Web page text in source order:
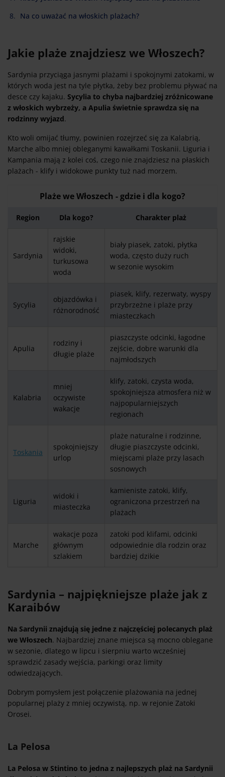
Na co uważać na włoskich plażach?
Jakie plaże znajdziesz we Włoszech?
Sardynia przyciąga jasnymi plażami i spokojnymi zatokami, w
których woda jest na tyle płytka, żeby bez problemu pływać na
desce czy kajaku. Sycylia to chyba najbardziej zróżnicowane
z włoskich wybrzeży, a Apulia świetnie sprawdza się na
rodzinny wyjazd.
Kto woli omijać tłumy, powinien rozejrzeć się za Kalabrią,
Marche albo mniej obleganymi kawałkami Toskanii. Liguria i
Kampania mają z kolei coś, czego nie znajdziesz na płaskich
plażach - klify i widokowe punkty tuż nad morzem.
Plaże we Włoszech - gdzie i dla kogo?
Region Dla kogo? Charakter plaż
Sardynia
rajskie
widoki,
turkusowa
woda
biały piasek, zatoki, płytka
woda, często duży ruch
w sezonie wysokim
Sycylia
objazdówka i
różnorodność
piasek, klify, rezerwaty, wyspy
przybrzeżne i plaże przy
miasteczkach
Apulia
rodziny i
długie plaże
piaszczyste odcinki, łagodne
zejście, dobre warunki dla
najmłodszych
Kalabria
mniej
oczywiste
wakacje
klify, zatoki, czysta woda,
spokojniejsza atmosfera niż w
najpopularniejszych
regionach
Toskania
spokojniejszy
urlop
plaże naturalne i rodzinne,
długie piaszczyste odcinki,
miejscami plaże przy lasach
sosnowych
Liguria
widoki i
miasteczka
kamieniste zatoki, klify,
ograniczona przestrzeń na
plażach
Marche
wakacje poza
głównym
szlakiem
zatoki pod klifami, odcinki
odpowiednie dla rodzin oraz
bardziej dzikie
Sardynia – najpiękniejsze plaże jak z
Karaibów
Na Sardynii znajdują się jedne z najczęściej polecanych plaż
we Włoszech. Najbardziej znane miejsca są mocno oblegane
w sezonie, dlatego w lipcu i sierpniu warto wcześniej
sprawdzić zasady wejścia, parkingi oraz limity
odwiedzających.
Dobrym pomysłem jest połączenie plażowania na jednej
popularnej plaży z mniej oczywistą, np. w rejonie Zatoki
Orosei.
La Pelosa
La Pelosa w Stintino to jedna z najlepszych plaż na Sardynii